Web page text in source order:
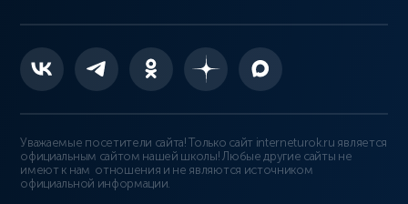
Уважаемые посетители сайта! Только сайт interneturok.ru является
официальным сайтом нашей школы! Любые другие сайты не
имеют к нам отношения и не являются источником
официальной информации.